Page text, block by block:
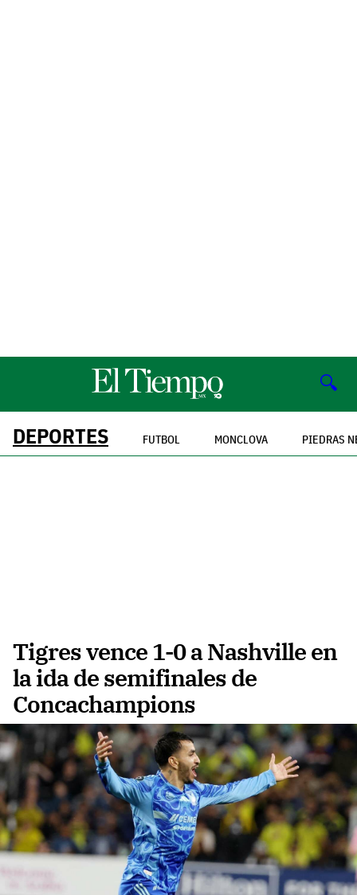
🔍
DEPORTES FUTBOL MONCLOVA PIEDRAS
Tigres vence 1-0 a Nashville en
la ida de semifinales de
Concachampions